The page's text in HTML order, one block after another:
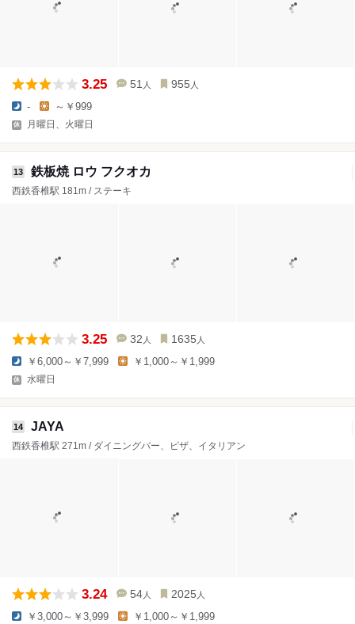
3.25 51 人 955 人
- ～￥999
月曜日、火曜日
13 鉄板焼 ロウ フクオカ
西鉄香椎駅 181m / ステーキ
3.25 32 人 1635 人
￥6,000～￥7,999 ￥1,000～￥1,999
水曜日
14 JAYA
西鉄香椎駅 271m / ダイニングバー、ピザ、イタリアン
3.24 54 人 2025 人
￥3,000～￥3,999 ￥1,000～￥1,999